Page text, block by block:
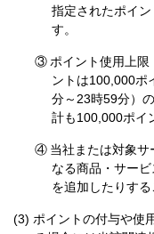
指定されたポイ
す。
③ ポイント使用上
ントは100,000ポ
分～23時59分）
計も100,000ポイ
④ 当社または対象サ
なる商品・サー
を追加したりする
ポイントの付与や使